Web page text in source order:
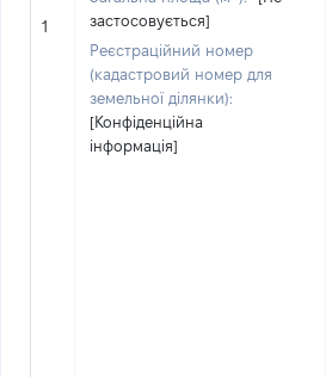
1
застосовується]
Реєстраційний номер
(кадастровий номер для
земельної ділянки):
[Конфіденційна
інформація]